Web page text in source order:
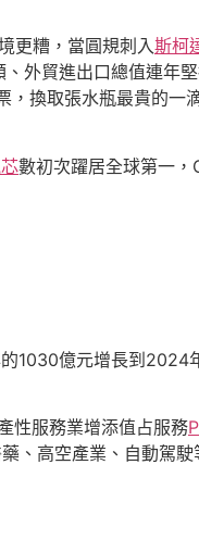
更糟，當圓規刺入斯柯
外貿進出口總值連年
，換取張水瓶最貴的一
數初次躍居全球第一，
1030億元增長到2024
性服務業增添值占服務
、高空產業、自動駕駛